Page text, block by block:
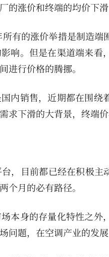
涨价和终端的均价下滑
有的涨价举措是制造
响。但是在渠道端来
进行价格的腾挪。
内销售，近期都在围
求下滑的大背景，终端
，目前都已经在积极
个月的必有路径。
本身的存量化特性之
问题，在空调产业的发展